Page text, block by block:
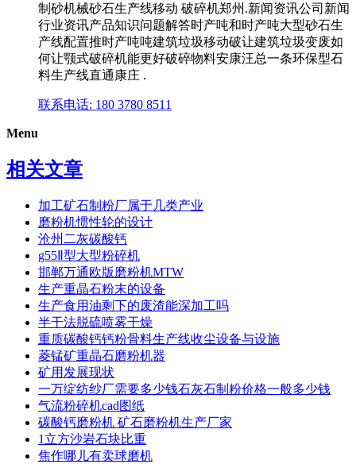
制砂机械砂石生产线移动 破碎机郑州.新闻资讯公司新闻
行业资讯产品知识问题解答时产吨和时产吨大型砂石生
产线配置推时产吨吨建筑垃圾移动破让建筑垃圾变废如
何让颚式破碎机能更好破碎物料安康汪总一条环保型石
料生产线直通康庄 .
联系电话: 180 3780 8511
Menu
相关文章
加工矿石制粉厂属于几类产业
磨粉机惯性轮的设计
沧州二灰碳酸钙
g55Ⅱ型大型粉碎机
邯郸万通欧版磨粉机MTW
生产重晶石粉末的设备
生产食用油剩下的废渣能深加工吗
半干法脱硫喷雾干燥
重质碳酸钙钙粉骨料生产线收尘设备与设施
菱锰矿重晶石磨粉机器
矿用发展现状
一万绽纺纱厂需要多少钱石灰石制粉价格一般多少钱
气流粉碎机cad图纸
碳酸钙磨粉机 矿石磨粉机生产厂家
1立方沙岩石块比重
焦作哪儿有卖球磨机